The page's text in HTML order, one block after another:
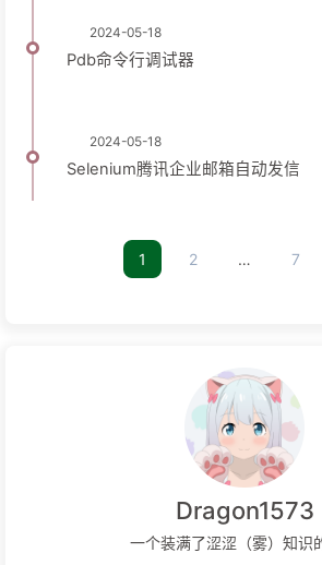
2024-05-18
Pdb命令行调试器
2024-05-18
Selenium腾讯企业邮箱自动发信
1 2 … 7
Dragon1573
一个装满了涩涩（雾）知识